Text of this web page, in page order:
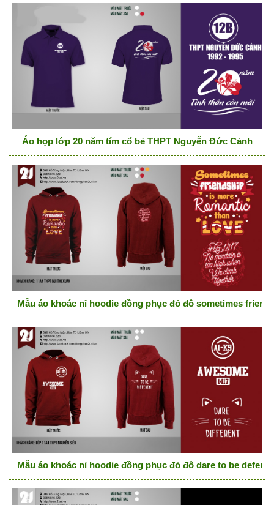
Áo họp lớp 20 năm tím cổ bẻ THPT Nguyễn Đức Cảnh
Mẫu áo khoác nỉ hoodie đồng phục đỏ đô sometimes
Mẫu áo khoác nỉ hoodie đồng phục đỏ đô dare to be